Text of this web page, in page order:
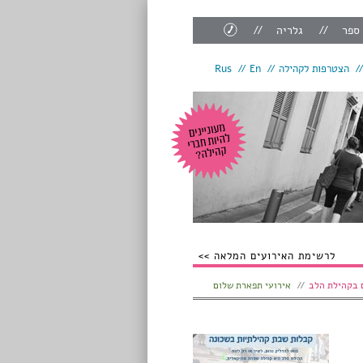
ספר גלריה
צור
קשר
הצטרפות לקהילה En
Rus
לרשימת האירועים המלאה
בקהילת הלב אירועי תפארת שלום